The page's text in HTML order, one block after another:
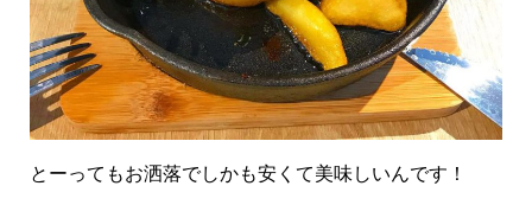
とーってもお洒落でしかも安くて美味しいんです！